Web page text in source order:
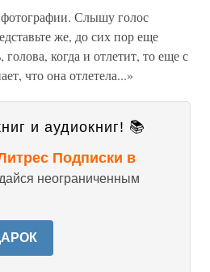
Слышу голос
же, до сих пор еще
когда и отлетит, то еще с
что она отлетела...»
и аудиокниг! 📚
Подписки в
неограниченным